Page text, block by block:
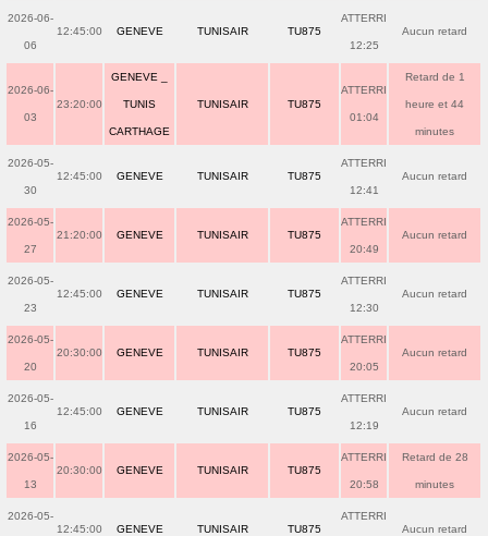
2026-06-
06
12:45:00 GENEVE TUNISAIR TU875
ATTERRI
12:25
Aucun retard
2026-06-
03
23:20:00
GENEVE _
TUNIS
CARTHAGE
TUNISAIR TU875
ATTERRI
01:04
Retard de 1
heure et 44
minutes
2026-05-
30
12:45:00 GENEVE TUNISAIR TU875
ATTERRI
12:41
Aucun retard
2026-05-
27
21:20:00 GENEVE TUNISAIR TU875
ATTERRI
20:49
Aucun retard
2026-05-
23
12:45:00 GENEVE TUNISAIR TU875
ATTERRI
12:30
Aucun retard
2026-05-
20
20:30:00 GENEVE TUNISAIR TU875
ATTERRI
20:05
Aucun retard
2026-05-
16
12:45:00 GENEVE TUNISAIR TU875
ATTERRI
12:19
Aucun retard
2026-05-
13
20:30:00 GENEVE TUNISAIR TU875
ATTERRI
20:58
Retard de 28
minutes
2026-05-
12:45:00 GENEVE TUNISAIR TU875
ATTERRI
Aucun retard